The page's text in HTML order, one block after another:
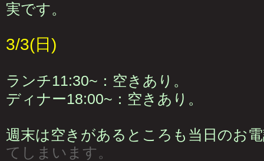
実です。
3/3(日)
ランチ11:30~：空きあり。
ディナー18:00~：空きあり。
週末は空きがあるところも当日のお
てしまいます。